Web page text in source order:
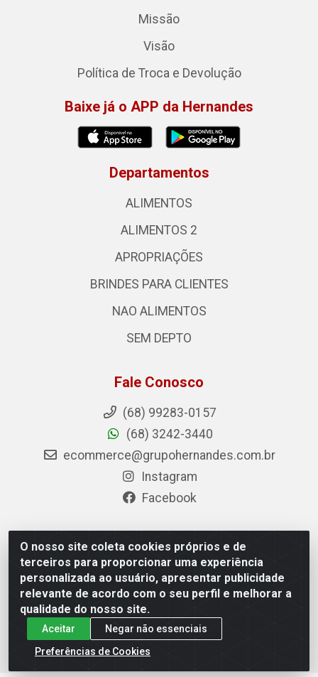
O nosso site coleta cookies próprios e de
terceiros para proporcionar uma experiência
personalizada ao usuário, apresentar publicidade
relevante de acordo com o seu perfil e melhorar a
qualidade do nosso site.
Aceitar
Negar não essenciais
Preferências de Cookies
Missão
Visão
Política de Troca e Devolução
Baixe já o APP da Hernandes
Departamentos
ALIMENTOS
ALIMENTOS 2
APROPRIAÇÕES
BRINDES PARA CLIENTES
NAO ALIMENTOS
SEM DEPTO
Fale Conosco
(68) 99283-0157
(68) 3242-3440
ecommerce@grupohernandes.com.br
Instagram
Facebook
Hernandes - Atacado e Distribuições - Rodovia
Transacreana, 2155 - Floresta Sul, Rio Branco/AC - CEP
69.912-290 - CNPJ 12.996.556/0001-69